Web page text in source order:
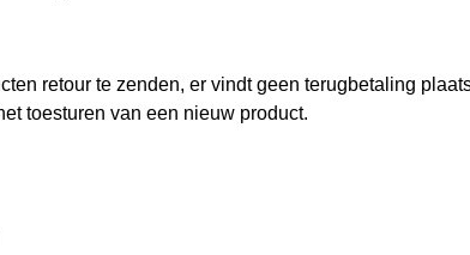
retour te zenden, er vindt geen terugbetaling
toesturen van een nieuw product.